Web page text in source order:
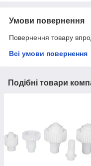
Умови повернення
Повернення товару
Всі умови повернення
Подібні товари